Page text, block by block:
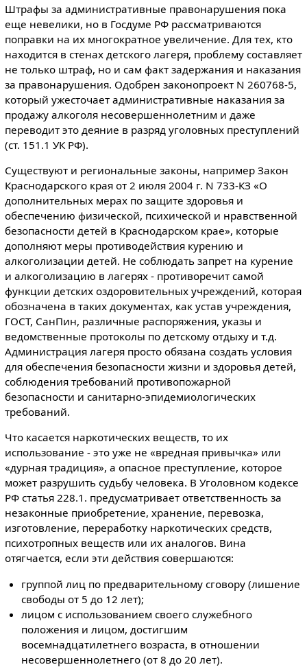
Штрафы за административные правонарушения пока
еще невелики, но в Госдуме РФ рассматриваются
поправки на их многократное увеличение. Для тех, кто
находится в стенах детского лагеря, проблему составляет
не только штраф, но и сам факт задержания и наказания
за правонарушения. Одобрен законопроект N 260768-5,
который ужесточает административные наказания за
продажу алкоголя несовершеннолетним и даже
переводит это деяние в разряд уголовных преступлений
(ст. 151.1 УК РФ).
Существуют и региональные законы, например Закон
Краснодарского края от 2 июля 2004 г. N 733-КЗ «О
дополнительных мерах по защите здоровья и
обеспечению физической, психической и нравственной
безопасности детей в Краснодарском крае», которые
дополняют меры противодействия курению и
алкоголизации детей. Не соблюдать запрет на курение
и алкоголизацию в лагерях - противоречит самой
функции детских оздоровительных учреждений, которая
обозначена в таких документах, как устав учреждения,
ГОСТ, СанПин, различные распоряжения, указы и
ведомственные протоколы по детскому отдыху и т.д.
Администрация лагеря просто обязана создать условия
для обеспечения безопасности жизни и здоровья детей,
соблюдения требований противопожарной
безопасности и санитарно-эпидемиологических
требований.
Что касается наркотических веществ, то их
использование - это уже не «вредная привычка» или
«дурная традиция», а опасное преступление, которое
может разрушить судьбу человека. В Уголовном кодексе
РФ статья 228.1. предусматривает ответственность за
незаконные приобретение, хранение, перевозка,
изготовление, переработку наркотических средств,
психотропных веществ или их аналогов. Вина
отягчается, если эти действия совершаются:
группой лиц по предварительному сговору (лишение
свободы от 5 до 12 лет);
лицом с использованием своего служебного
положения и лицом, достигшим
восемнадцатилетнего возраста, в отношении
несовершеннолетнего (от 8 до 20 лет).